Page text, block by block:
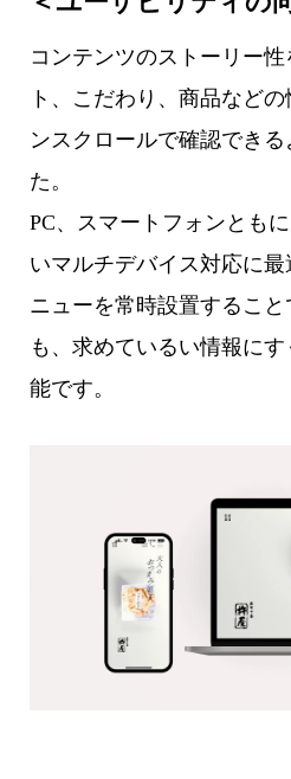
コンテンツのストーリー
ト、こだわり、商品など
ンスクロールで確認でき
た。
PC、スマートフォンとも
いマルチデバイス対応に
ニューを常時設置するこ
も、求めているい情報に
能です。